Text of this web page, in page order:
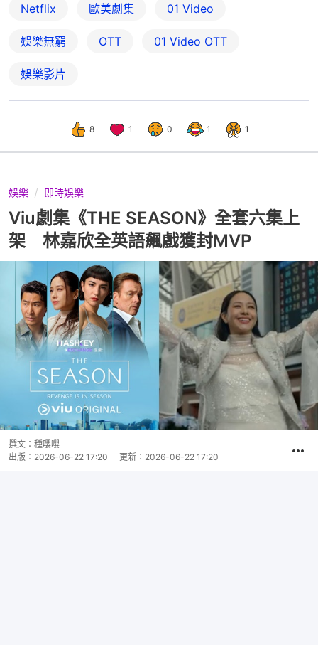
Netflix 歐美劇集 01 Video
娛樂無窮 OTT 01‌ ‌Video‌ ‌OTT
娛樂影片
8 1 0 1 1
娛樂 即時娛樂
Viu劇集《THE SEASON》全套六集上
架 林嘉欣全英語飆戲獲封MVP
撰文： 種嚶嚶
出版： 2026-06-22 17:20 更新： 2026-06-22 17:20